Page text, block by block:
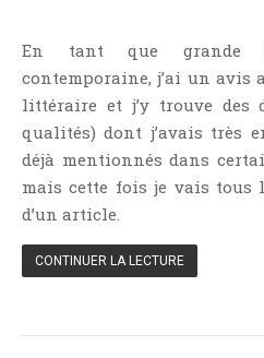
Bit-Lit
Chick-Lit
Classique
Comédie
Concours
Conte
En tant que grande
contemporaine, j’ai un avis
littéraire et j’y trouve des
qualités) dont j’avais très
déjà mentionnés dans
mais cette fois je vais tous
d’un article.
CONTINUER LA LECTURE